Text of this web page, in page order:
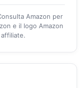
Amazon per
e il logo Amazon